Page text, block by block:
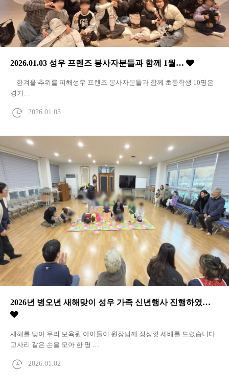
2026.01.03 성우 프렌즈 봉사자분들과 함께 1월…
한겨울 추위를 피해성우 프렌즈 봉사자분들과 함께 초등학생 10명은
경기…
2026.01.03
2026년 병오년 새해맞이 성우 가족 신년행사 진행하였…
새해를 맞아 우리 보육원 아이들이 원장님께 정성껏 세배를 드렸습니다.
고사리 같은 손을 모아 한 명 …
2026.01.02